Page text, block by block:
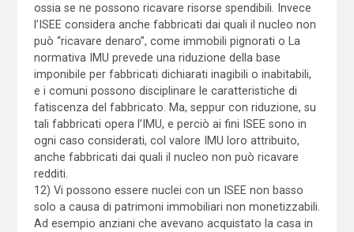
ossia se ne possono ricavare risorse spendibili. Invece
l’ISEE considera anche fabbricati dai quali il nucleo non
può “ricavare denaro”, come immobili pignorati o La
normativa IMU prevede una riduzione della base
imponibile per fabbricati dichiarati inagibili o inabitabili,
e i comuni possono disciplinare le caratteristiche di
fatiscenza del fabbricato. Ma, seppur con riduzione, su
tali fabbricati opera l’IMU, e perciò ai fini ISEE sono in
ogni caso considerati, col valore IMU loro attribuito,
anche fabbricati dai quali il nucleo non può ricavare
redditi.
12) Vi possono essere nuclei con un ISEE non basso
solo a causa di patrimoni immobiliari non monetizzabili.
Ad esempio anziani che avevano acquistato la casa in